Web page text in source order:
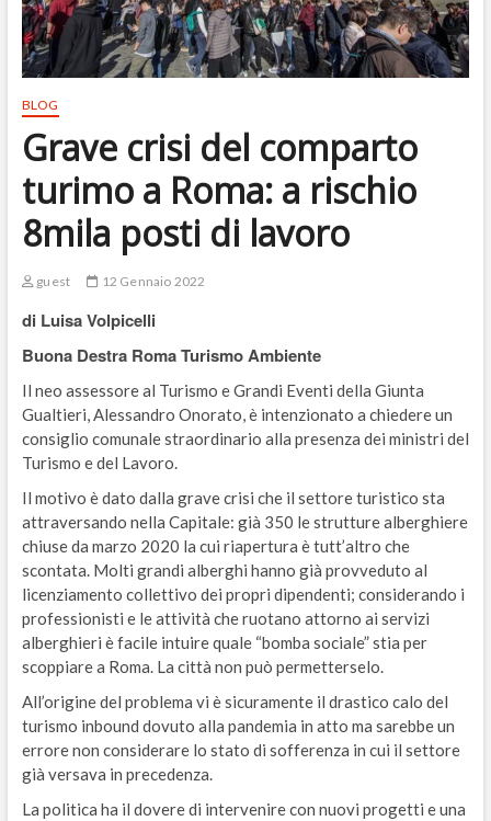
BLOG
Grave crisi del comparto
turimo a Roma: a rischio
8mila posti di lavoro
guest 12 Gennaio 2022
di Luisa Volpicelli
Buona Destra Roma Turismo Ambiente
Il neo assessore al Turismo e Grandi Eventi della Giunta
Gualtieri, Alessandro Onorato, è intenzionato a chiedere un
consiglio comunale straordinario alla presenza dei ministri del
Turismo e del Lavoro.
Il motivo è dato dalla grave crisi che il settore turistico sta
attraversando nella Capitale: già 350 le strutture alberghiere
chiuse da marzo 2020 la cui riapertura è tutt’altro che
scontata. Molti grandi alberghi hanno già provveduto al
licenziamento collettivo dei propri dipendenti; considerando i
professionisti e le attività che ruotano attorno ai servizi
alberghieri è facile intuire quale “bomba sociale” stia per
scoppiare a Roma. La città non può permetterselo.
All’origine del problema vi è sicuramente il drastico calo del
turismo inbound dovuto alla pandemia in atto ma sarebbe un
errore non considerare lo stato di sofferenza in cui il settore
già versava in precedenza.
La politica ha il dovere di intervenire con nuovi progetti e una